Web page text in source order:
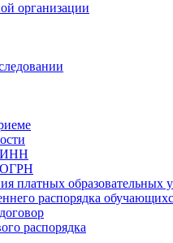
организации
ИНН
ОГРН
платных образовательных
распорядка
распорядка